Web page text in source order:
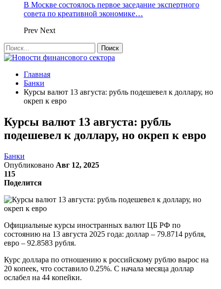
В Москве состоялось первое заседание экспертного
совета по креативной экономике…
Prev Next
Главная
Банки
Курсы валют 13 августа: рубль подешевел к доллару, но
окреп к евро
Курсы валют 13 августа: рубль
подешевел к доллару, но окреп к евро
Банки
Опубликовано Авг 12, 2025
115
Поделится
Официальные курсы иностранных валют ЦБ РФ по
состоянию на 13 августа 2025 года: доллар – 79.8714 рубля,
евро – 92.8583 рубля.
Курс доллара по отношению к российскому рублю вырос на
20 копеек, что составило 0.25%. С начала месяца доллар
ослабел на 44 копейки.